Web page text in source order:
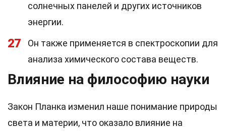
солнечных панелей и других источников
энергии.
27
Он также применяется в спектроскопии для
анализа химического состава веществ.
Влияние на философию науки
Закон Планка изменил наше понимание природы
света и материи, что оказало влияние на